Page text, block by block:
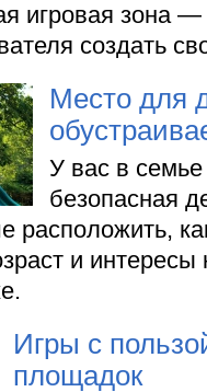
игровая зона
создать
Место для
У вас в
безопасная
расположить,
и
Игры с
площадок